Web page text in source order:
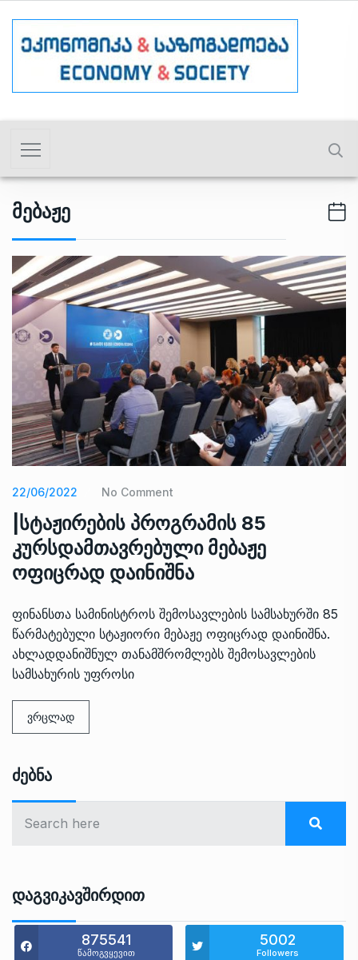
Მებაჟე
22/06/2022 No Comment
|სტაჟირების პროგრამის 85
კურსდამთავრებული მებაჟე
ოფიცრად დაინიშნა
ფინანსთა სამინისტროს შემოსავლების სამსახურში 85
წარმატებული სტაჟიორი მებაჟე ოფიცრად დაინიშნა.
ახლადდანიშნულ თანამშრომლებს შემოსავლების
სამსახურის უფროსი
ვრცლად
Ძებნა
Დაგვიკავშირდით
875541
წამოგვყევით
5002
Followers